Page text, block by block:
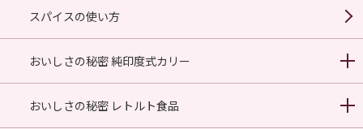
スパイスの使い方
おいしさの秘密 純印度式カリー
おいしさの秘密 レトルト食品